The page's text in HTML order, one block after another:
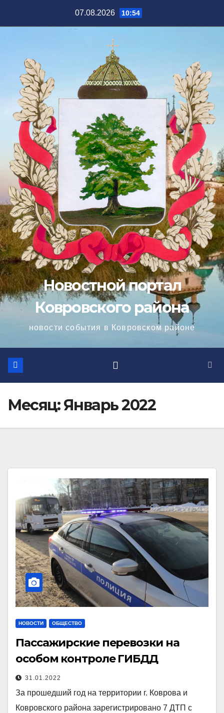
07.08.2026 10:54
Новостной портал
Ковровского района
новости события в Ковровском районе
Месяц:Январь 2022
НОВОСТИ ОБЩЕСТВО
Пассажирские перевозки на
особом контроле ГИБДД
31.01.2022
За прошедший год на территории г. Коврова и
Ковровского района зарегистрировано 7 ДТП с